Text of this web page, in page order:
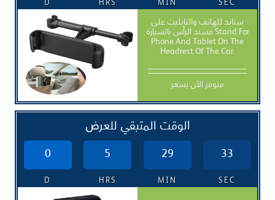
ستاند للهاتف والتابليت على
مسند الرأس بالسيارة Stand For
Phone And Tablet On The
Headrest Of The Car.
_______________________
متوفر الآن بسعر
الوقت المتبقي للعرض
0 5 29 31
D HRS MIN SEC